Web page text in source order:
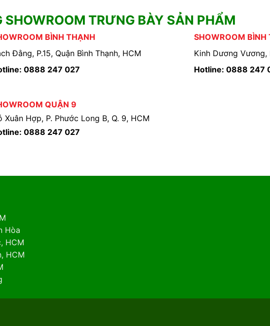
SHOWROOM TRƯNG BÀY SẢN PHẨM
BÌNH THẠNH
Đằng, P.15, Quận Bình Thạnh, HCM
0888 247 027
SHOWROOM BÌNH
Kinh Dương Vương,
Hotline: 0888 247
QUẬN 9
Xuân Hợp, P. Phước Long B, Q. 9, HCM
0888 247 027
Hòa
HCM
HCM